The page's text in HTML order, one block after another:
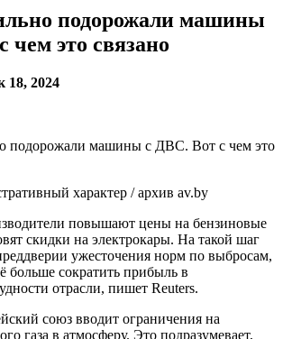
подорожали машины
чем это связано
18, 2024
характер / архив av.by
повышают цены на бензиновые
скидки на электрокары. На такой шаг
ужесточения норм по выбросам,
больше сократить прибыль в
отрасли, пишет Reuters.
союз вводит ограничения на
газа в атмосферу. Это подразумевает,